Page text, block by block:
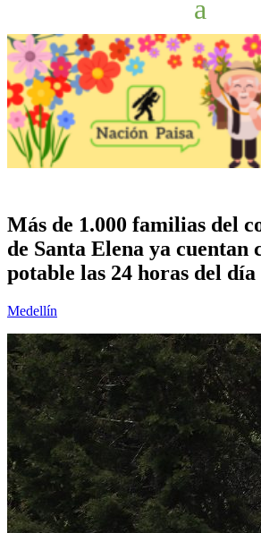
Más de 1.000 familias del
de Santa Elena ya cuentan
potable las 24 horas del día
Medellín